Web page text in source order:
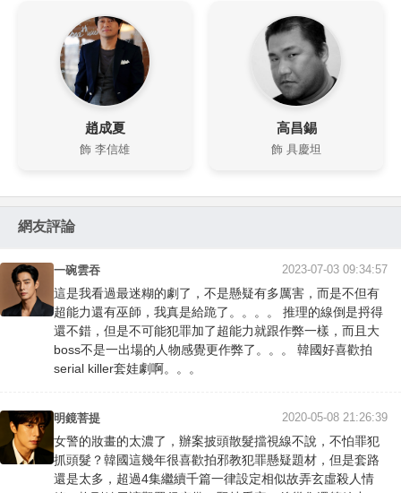
趙成夏
飾 李信雄
高昌錫
飾 具慶坦
網友評論
一碗雲吞 2023-07-03 09:34:57
這是我看過最迷糊的劇了，不是懸疑有多厲害，而是不但有
超能力還有巫師，我真是給跪了。。。。 推理的線倒是捋得
還不錯，但是不可能犯罪加了超能力就跟作弊一樣，而且大
boss不是一出場的人物感覺更作弊了。。。 韓國好喜歡拍
serial killer套娃劇啊。。。
明鏡菩提 2020-05-08 21:26:39
女警的妝畫的太濃了，辦案披頭散髮擋視線不說，不怕罪犯
抓頭髮？韓國這幾年很喜歡拍邪教犯罪懸疑題材，但是套路
還是太多，超過4集繼續千篇一律設定相似故弄玄虛殺人情